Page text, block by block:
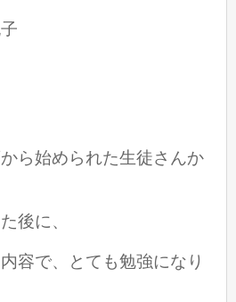
ら始められた生徒さんか
後に、
容で、とても勉強になり